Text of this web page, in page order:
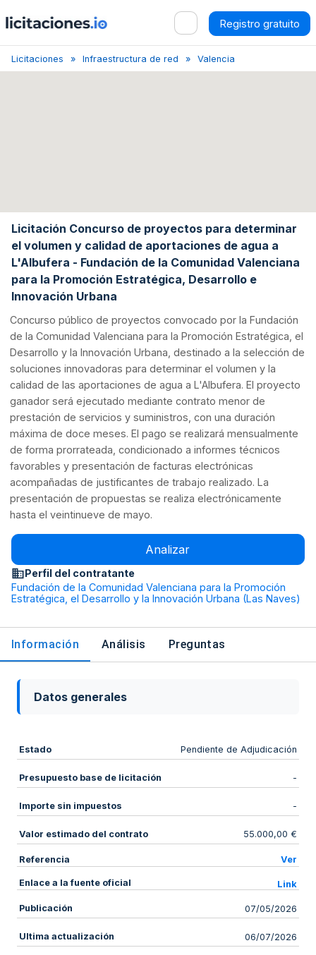
Registro gratuito
Licitaciones Infraestructura de red Valencia
Licitación Concurso de proyectos para determinar
el volumen y calidad de aportaciones de agua a
L'Albufera - Fundación de la Comunidad Valenciana
para la Promoción Estratégica, Desarrollo e
Innovación Urbana
Concurso público de proyectos convocado por la Fundación
de la Comunidad Valenciana para la Promoción Estratégica, el
Desarrollo y la Innovación Urbana, destinado a la selección de
soluciones innovadoras para determinar el volumen y la
calidad de las aportaciones de agua a L'Albufera. El proyecto
ganador será ejecutado mediante contrato menor de
prestación de servicios y suministros, con una duración
máxima de doce meses. El pago se realizará mensualmente
de forma prorrateada, condicionado a informes técnicos
favorables y presentación de facturas electrónicas
acompañadas de justificantes de trabajo realizado. La
presentación de propuestas se realiza electrónicamente
hasta el veintinueve de mayo.
Analizar
Perfil del contratante
Fundación de la Comunidad Valenciana para la Promoción
Estratégica, el Desarrollo y la Innovación Urbana (Las Naves)
Información Análisis Preguntas
Datos generales
Estado Pendiente de Adjudicación
Presupuesto base de licitación -
Importe sin impuestos -
Valor estimado del contrato 55.000,00 €
Referencia Ver
Enlace a la fuente oficial Link
Publicación 07/05/2026
Ultima actualización 06/07/2026